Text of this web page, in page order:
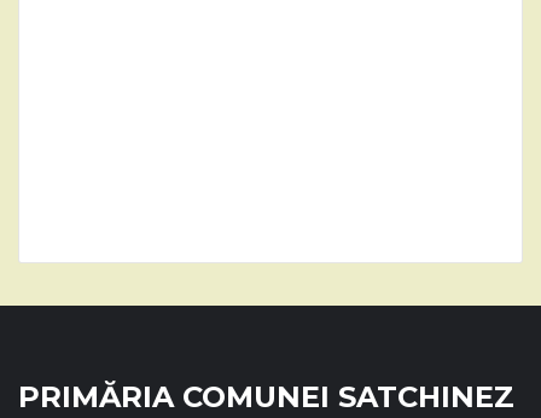
PRIMĂRIA COMUNEI SATCHINEZ